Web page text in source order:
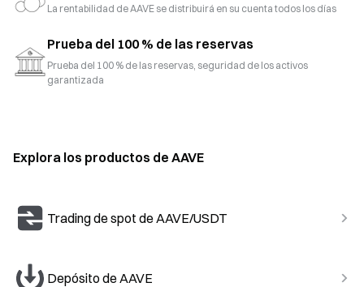
La rentabilidad de AAVE se distribuirá en su cuenta todos los días
Prueba del 100 % de las reservas
Prueba del 100 % de las reservas, seguridad de los activos
garantizada
Explora los productos de AAVE
Trading de spot de AAVE/USDT
Depósito de AAVE